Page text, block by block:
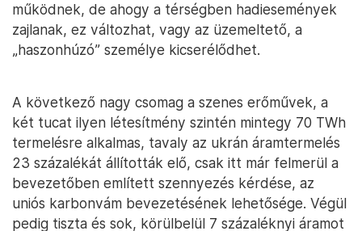
működnek, de ahogy a térségben hadiesemények
zajlanak, ez változhat, vagy az üzemeltető, a
„haszonhúzó” személye kicserélődhet.
A következő nagy csomag a szenes erőművek, a
két tucat ilyen létesítmény szintén mintegy 70 TWh
termelésre alkalmas, tavaly az ukrán áramtermelés
23 százalékát állították elő, csak itt már felmerül a
bevezetőben említett szennyezés kérdése, az
uniós karbonvám bevezetésének lehetősége. Végül
pedig tiszta és sok, körülbelül 7 százaléknyi áramot